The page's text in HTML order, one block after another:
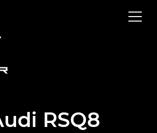
RSQ8